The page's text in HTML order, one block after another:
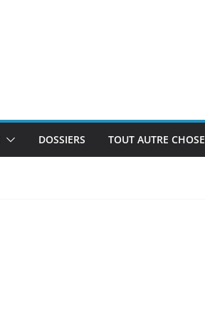
DOSSIERS TOUT AUTRE CHOSE